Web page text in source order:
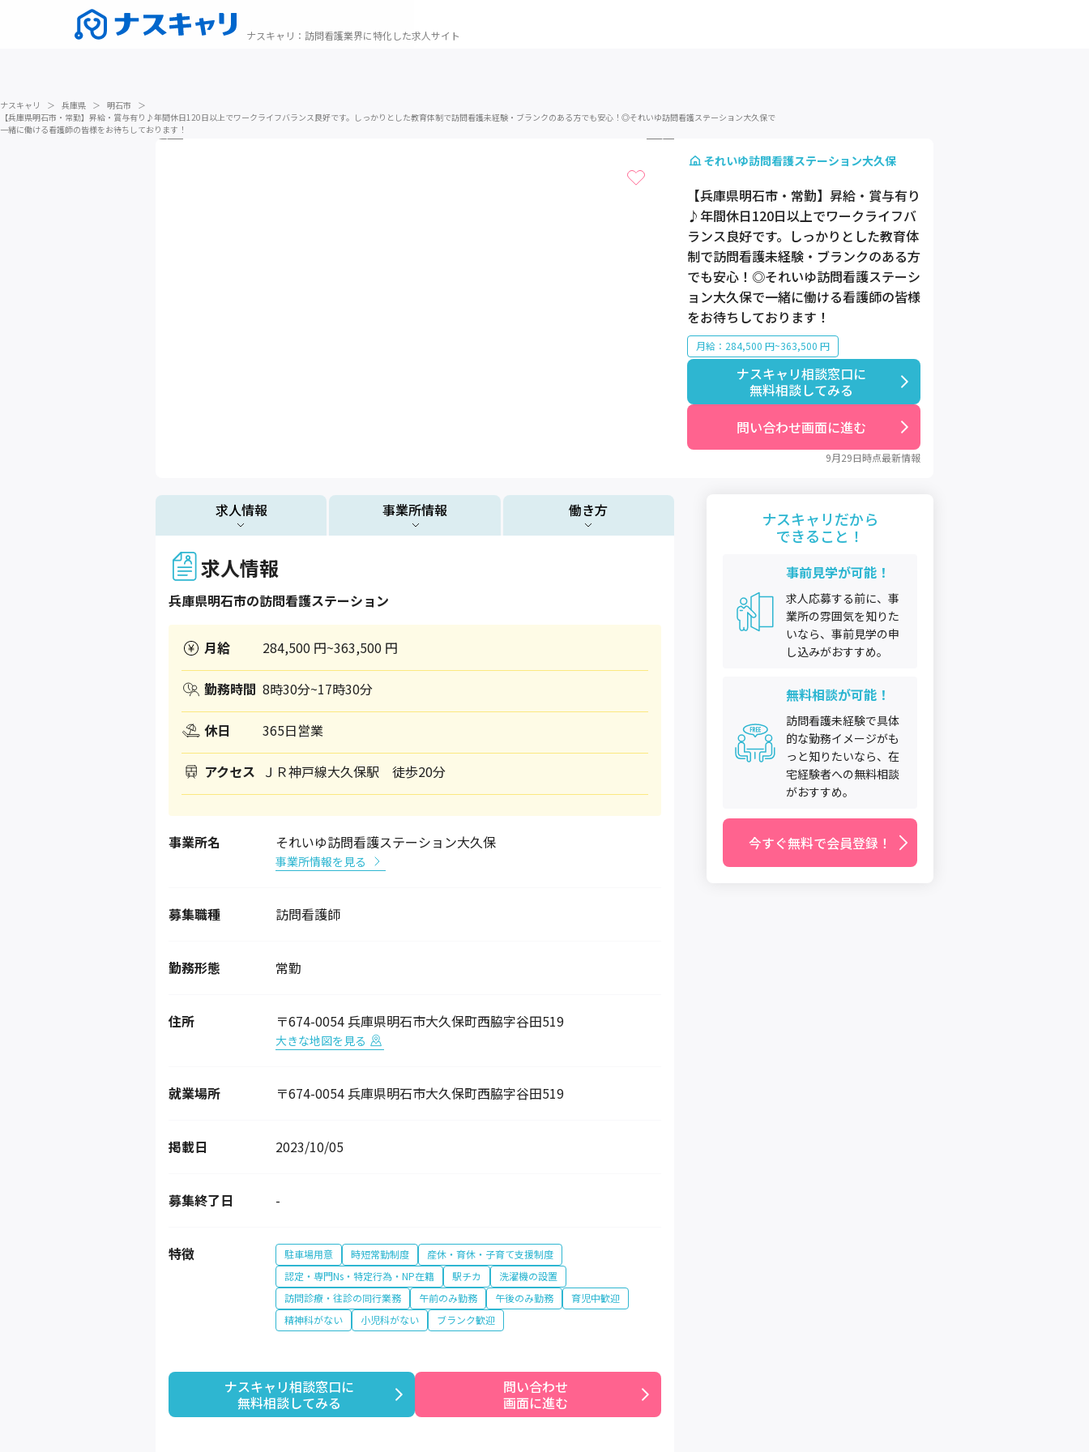
ナスキャリ ： 訪問看護業界に特化した求人サイト
ナスキャリ ＞ 兵庫県 ＞ 明石市
＞
【兵庫県明石市・常勤】昇給・賞与有り♪年間休日120日以上でワークライフバランス良好です。しっかりとした教育体制で訪問看護未経験・ブランクのある方でも安心！◎それいゆ訪問看護ステーション大久保で
一緒に働ける看護師の皆様をお待ちしております！
1 / 6
それいゆ訪問看護ステーション大久保
【兵庫県明石市・常勤】昇給・賞与有り
♪年間休日120日以上でワークライフバ
ランス良好です。しっかりとした教育体
制で訪問看護未経験・ブランクのある方
でも安心！◎それいゆ訪問看護ステーシ
ョン大久保で一緒に働ける看護師の皆様
をお待ちしております！
月給：284,500 円~363,500 円
ナスキャリ相談窓口に
無料相談してみる
問い合わせ画面に進む
9月29日時点最新情報
求人情報 事業所情報 働き方
求人情報
兵庫県明石市の訪問看護ステーション
月給 284,500 円~363,500 円
勤務時間 8時30分~17時30分
休日 365日営業
アクセス ＪＲ神戸線大久保駅 徒歩20分
事業所名 それいゆ訪問看護ステーション大久保
事業所情報を見る
募集職種 訪問看護師
勤務形態 常勤
住所 〒674-0054 兵庫県明石市大久保町西脇字谷田519
大きな地図を見る
就業場所 〒674-0054 兵庫県明石市大久保町西脇字谷田519
掲載日 2023/10/05
募集終了日 -
特徴 駐車場用意 時短常勤制度
産休・育休・子育て支援制度
認定・専門Ns・特定行為・NP在籍
駅チカ
洗濯機の設置
訪問診療・往診の同行業務
午前のみ勤務 午後のみ勤務
育児中歓迎
精神科がない
小児科がない ブランク歓迎
ナスキャリ相談窓口に
無料相談してみる
問い合わせ
画面に進む
ナスキャリだから
できること！
事前見学が可能！
求人応募する前に、事
業所の雰囲気を知りた
いなら、事前見学の申
し込みがおすすめ。
無料相談が可能！
訪問看護未経験で具体
的な勤務イメージがも
っと知りたいなら、在
宅経験者への無料相談
がおすすめ。
今すぐ無料で会員登録！